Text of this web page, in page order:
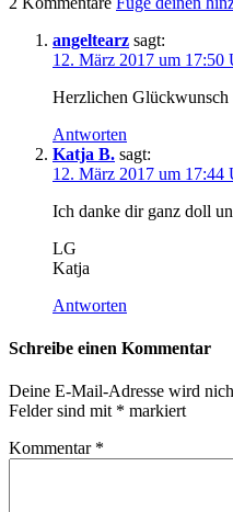
angeltearz sagt:
12. März 2017 um 17:50
Herzlichen Glückwunsch
Antworten
Katja B. sagt:
12. März 2017 um 17:44
Ich danke dir ganz doll
LG
Katja
Antworten
Schreibe einen Kommentar
Deine E-Mail-Adresse wird
Felder sind mit * markiert
Kommentar *